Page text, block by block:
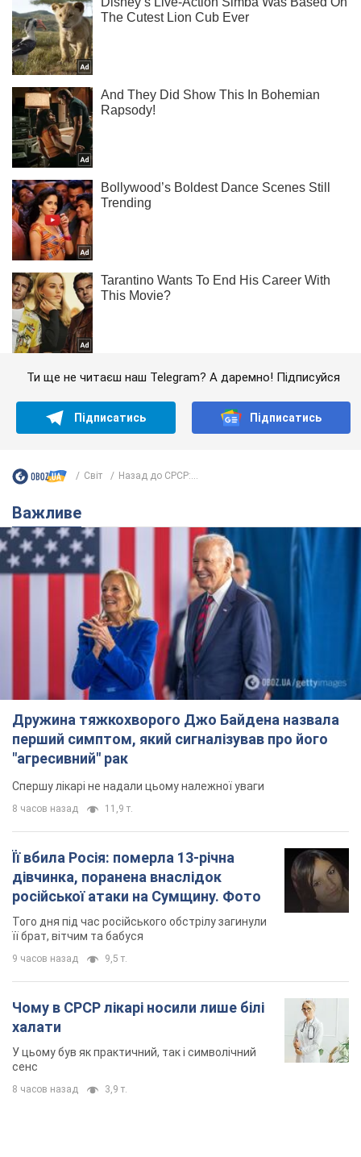
Ти ще не читаєш наш Telegram? А даремно! Підписуйся
Підписатись Підписатись
Світ Назад до СРСР:...
Важливе
Дружина тяжкохворого Джо Байдена назвала
перший симптом, який сигналізував про його
"агресивний" рак
Спершу лікарі не надали цьому належної уваги
8 часов назад 11,9 т.
Її вбила Росія: померла 13-річна
дівчинка, поранена внаслідок
російської атаки на Сумщину. Фото
Того дня під час російського обстрілу загинули
її брат, вітчим та бабуся
9 часов назад 9,5 т.
Чому в СРСР лікарі носили лише білі
халати
У цьому був як практичний, так і символічний
сенс
8 часов назад 3,9 т.